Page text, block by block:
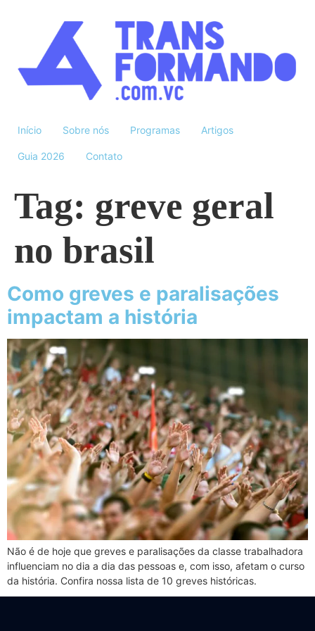
Início Sobre nós Programas Artigos
Guia 2026 Contato
Tag: greve geral
no brasil
Como greves e paralisações
impactam a história
Não é de hoje que greves e paralisações da classe trabalhadora
influenciam no dia a dia das pessoas e, com isso, afetam o curso
da história. Confira nossa lista de 10 greves históricas.